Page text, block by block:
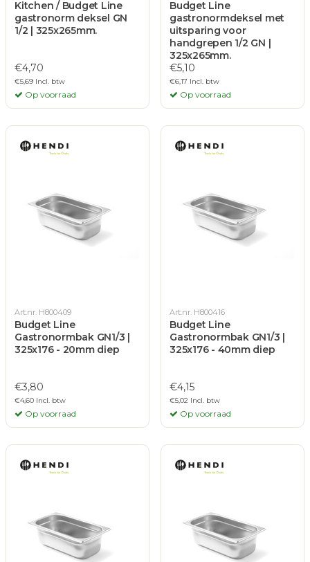
Kitchen / Budget Line
gastronorm deksel GN
1/2 | 325x265mm.
€4,70
€5,69 Incl. btw
Op voorraad
Budget Line
gastronormdeksel met
uitsparing voor
handgrepen 1/2 GN |
325x265mm.
€5,10
€6,17 Incl. btw
Op voorraad
Art.nr. H800409
Budget Line
Gastronormbak GN1/3 |
325x176 - 20mm diep
€3,80
€4,60 Incl. btw
Op voorraad
Art.nr. H800416
Budget Line
Gastronormbak GN1/3 |
325x176 - 40mm diep
€4,15
€5,02 Incl. btw
Op voorraad